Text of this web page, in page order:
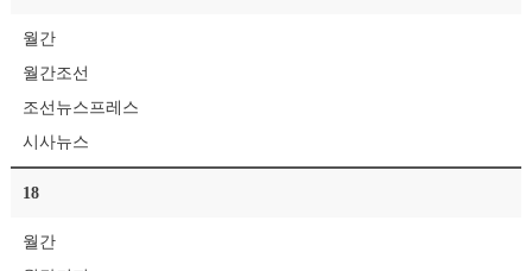
월간
월간조선
조선뉴스프레스
시사뉴스
18
월간